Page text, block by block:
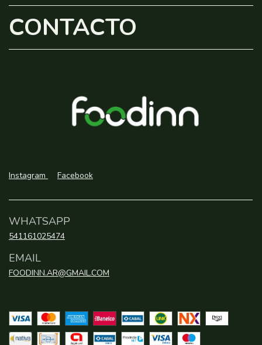
CONTACTO
Instagram Facebook
WHATSAPP
541161025474
EMAIL
FOODINN.AR@GMAIL.COM